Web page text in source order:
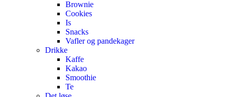
Brownie
Cookies
Is
Snacks
Vafler og pandekager
Drikke
Kaffe
Kakao
Smoothie
Te